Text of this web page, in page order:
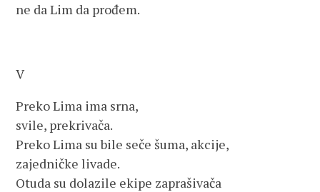
ne da Lim da prođem.
V
Preko Lima ima srna,
svile, prekrivača.
Preko Lima su bile seče šuma, akcije,
zajedničke livade.
Otuda su dolazile ekipe zaprašivača